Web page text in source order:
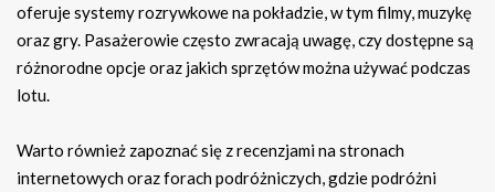
oferuje systemy rozrywkowe na pokładzie, w tym filmy, muzykę
oraz gry. Pasażerowie często zwracają uwagę, czy dostępne są
różnorodne opcje oraz jakich sprzętów można używać podczas
lotu.
Warto również zapoznać się z recenzjami na stronach
internetowych oraz forach podróżniczych, gdzie podróżni